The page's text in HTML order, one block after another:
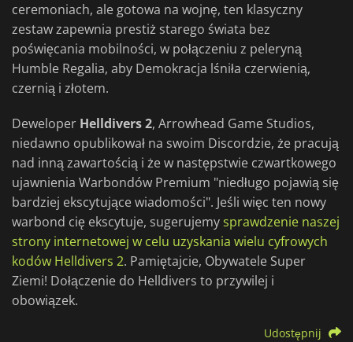
ceremoniach, ale gotowa na wojnę, ten klasyczny
zestaw zapewnia prestiż starego świata bez
poświęcania mobilności, w połączeniu z peleryną
Humble Regalia, aby Demokracja lśniła czerwienią,
czernią i złotem.
Deweloper Helldivers 2, Arrowhead Game Studios,
niedawno opublikował na swoim Discordzie, że pracują
nad inną zawartością i że w następstwie czwartkowego
ujawnienia Warbondów Premium "niedługo pojawią się
bardziej ekscytujące wiadomości". Jeśli więc ten nowy
warbond cię ekscytuje, sugerujemysprawdzenie naszej
strony internetowej w celu uzyskania wielu cyfrowych
kodów Helldivers 2. Pamiętajcie, Obywatele Super
Ziemi! Dołączenie do Helldivers to przywilej i
obowiązek.
Udostępnij